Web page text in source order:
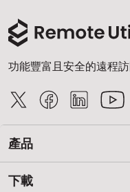
功能豐富且安全的遠程
產品
下載